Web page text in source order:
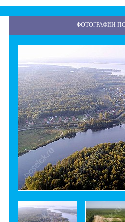
ФОТОГРАФИИ